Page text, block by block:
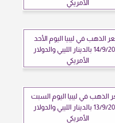
الأمريكي
الذهب في ليبيا اليوم الأحد
14/9/2025 بالدينار الليبي والدولار
الأمريكي
الذهب في ليبيا اليوم السبت
13/9/2025 بالدينار الليبي والدولار
الأمريكي